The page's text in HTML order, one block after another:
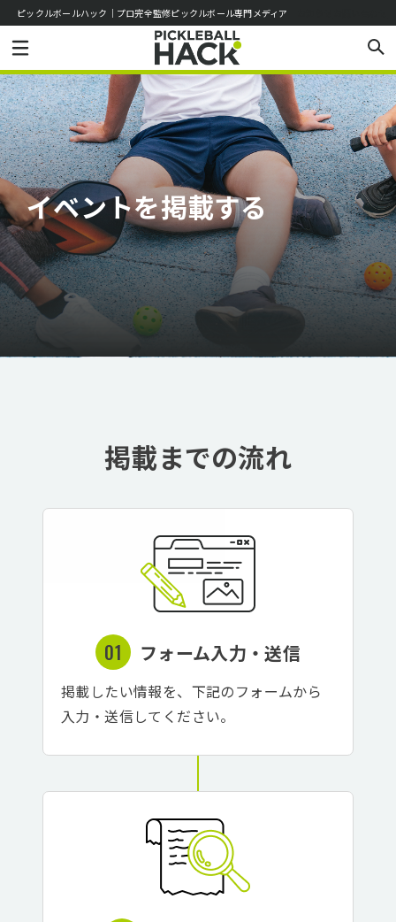
ピックルボールハック｜プロ完全監修ピックルボール専門メディア
イベントを掲載する
掲載までの流れ
フォーム入力・送信
掲載したい情報を、下記のフォームから
入力・送信してください。